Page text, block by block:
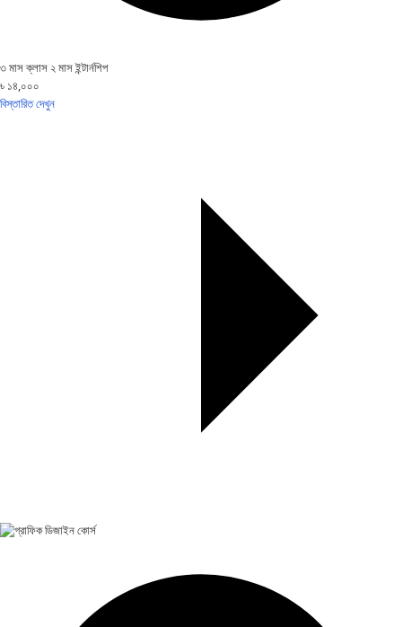
৩ মাস ক্লাস ২ মাস ইন্টার্নশিপ
৳ ১৪,০০০
বিস্তারিত দেখুন